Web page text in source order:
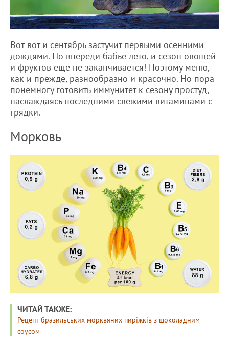
Вот-вот и сентябрь застучит первыми осенними
дождями. Но впереди бабье лето, и сезон овощей
и фруктов еще не заканчивается! Поэтому меню,
как и прежде, разнообразно и красочно. Но пора
понемногу готовить иммунитет к сезону простуд,
наслаждаясь последними свежими витаминами с
грядки.
Морковь
ЧИТАЙ ТАКЖЕ:
Рецепт бразильських морквяних пиріжків з шоколадним
соусом